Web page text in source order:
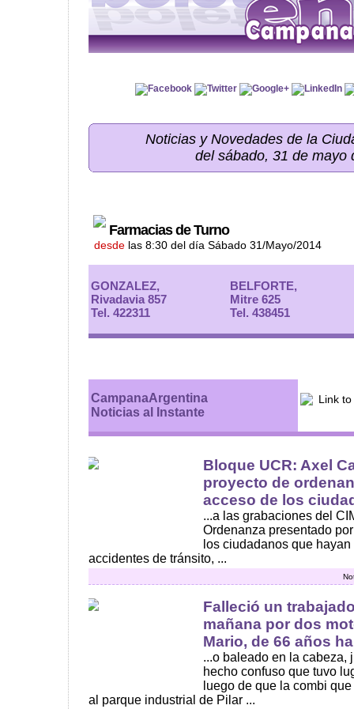
Noticias y Novedades de la
del sábado, 31 de mayo
Farmacias de Turno
desde las 8:30 del día Sábado 31/Mayo/2014
GONZALEZ,
Rivadavia 857
Tel. 422311
BELFORTE,
Mitre 625
Tel. 438451
CampanaArgentina
Noticias al Instante
Bloque UCR: Axel
proyecto de
acceso de los
...a las grabaciones del
Ordenanza presentado
los ciudadanos que
accidentes de tránsito, ...
Falleció un
mañana por dos
Mario, de 66 años
...o baleado en la cabeza,
hecho confuso que tuvo
luego de que la combi
al parque industrial de Pilar ...